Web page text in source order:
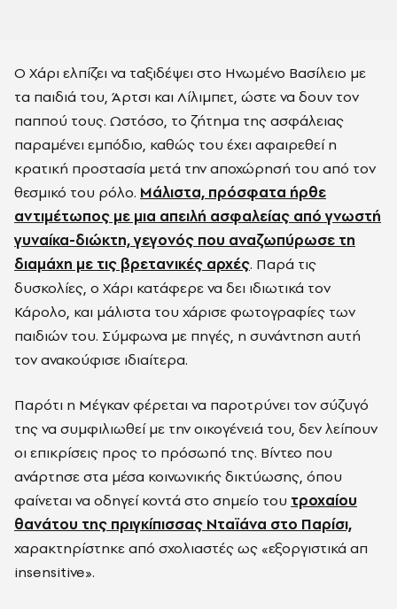
Ο Χάρι ελπίζει να ταξιδέψει στο Ηνωμένο Βασίλειο με
τα παιδιά του, Άρτσι και Λίλιμπετ, ώστε να δουν τον
παππού τους. Ωστόσο, το ζήτημα της ασφάλειας
παραμένει εμπόδιο, καθώς του έχει αφαιρεθεί η
κρατική προστασία μετά την αποχώρησή του από τον
θεσμικό του ρόλο. Μάλιστα, πρόσφατα ήρθε
αντιμέτωπος με μια απειλή ασφαλείας από γνωστή
γυναίκα-διώκτη, γεγονός που αναζωπύρωσε τη
διαμάχη με τις βρετανικές αρχές. Παρά τις
δυσκολίες, ο Χάρι κατάφερε να δει ιδιωτικά τον
Κάρολο, και μάλιστα του χάρισε φωτογραφίες των
παιδιών του. Σύμφωνα με πηγές, η συνάντηση αυτή
τον ανακούφισε ιδιαίτερα.
Παρότι η Μέγκαν φέρεται να παροτρύνει τον σύζυγό
της να συμφιλιωθεί με την οικογένειά του, δεν λείπουν
οι επικρίσεις προς το πρόσωπό της. Βίντεο που
ανάρτησε στα μέσα κοινωνικής δικτύωσης, όπου
φαίνεται να οδηγεί κοντά στο σημείο του τροχαίου
θανάτου της πριγκίπισσας Νταϊάνα στο Παρίσι,
χαρακτηρίστηκε από σχολιαστές ως «εξοργιστικά απ
insensitive».